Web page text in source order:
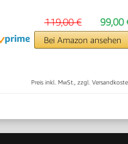
99,00
119,00 €
Bei Amazon ansehen
Preis inkl. MwSt., zzgl.